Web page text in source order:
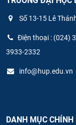
Số 13-15 Lê
Điện thoại : (024)
3933-2332
info@hup.edu.vn
DANH MỤC CHÍNH